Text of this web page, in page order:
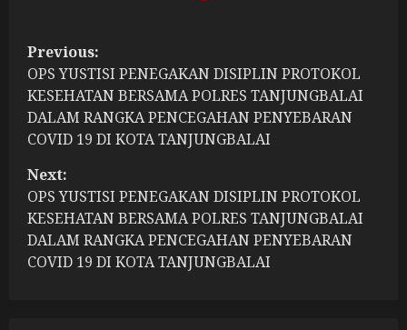
P
o
s
t
n
a
v
Previous:
OPS YUSTISI PENEGAKAN DISIPLIN PROTOKOL
KESEHATAN BERSAMA POLRES TANJUNGBALAI
DALAM RANGKA PENCEGAHAN PENYEBARAN
COVID 19 DI KOTA TANJUNGBALAI
Next:
OPS YUSTISI PENEGAKAN DISIPLIN PROTOKOL
KESEHATAN BERSAMA POLRES TANJUNGBALAI
DALAM RANGKA PENCEGAHAN PENYEBARAN
COVID 19 DI KOTA TANJUNGBALAI